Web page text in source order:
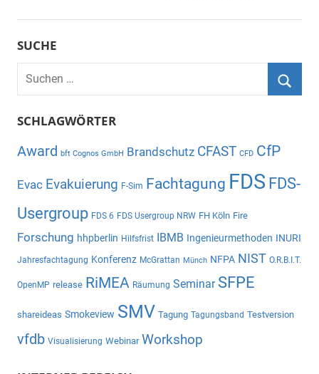
SUCHE
Suchen
nach:
SCHLAGWÖRTER
Award bft Cognos GmbH Brandschutz CFAST CFD CfP
Evac Evakuierung F-Sim Fachtagung FDS FDS-
Usergroup FDS 6 FDS Usergroup NRW FH Köln Fire
Forschung hhpberlin Hilfsfrist IBMB Ingenieurmethoden INURI
Jahresfachtagung Konferenz McGrattan Münch NFPA NIST O.R.B.I.T.
OpenMP release RiMEA Räumung Seminar SFPE
shareideas Smokeview SMV Tagung Tagungsband Testversion
vfdb Visualisierung Webinar Workshop